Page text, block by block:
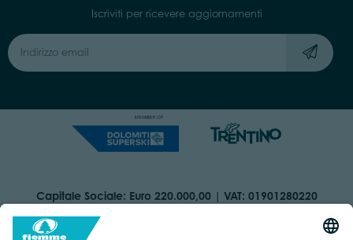
Iscriviti per ricevere aggiornamenti
Capitale Sociale: Euro 220.000,00 | VAT: 01901280220
COOKIES